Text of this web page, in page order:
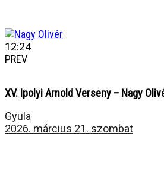
12:24
PREV
XV. Ipolyi Arnold Verseny – Nagy
Gyula
2026. március 21. szombat